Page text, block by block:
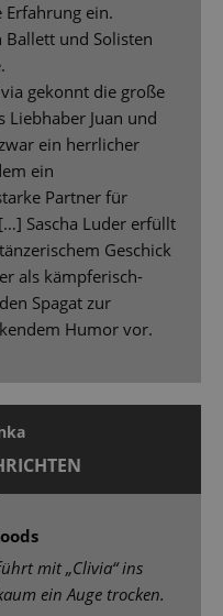
ein.
und Solisten
gekonnt die große
Liebhaber Juan und
ein herrlicher
ein
Partner für
Sascha Luder erfüllt
Geschick
als kämpferisch-
Spagat zur
Humor vor.
mit „Clivia“ ins
ein Auge trocken.